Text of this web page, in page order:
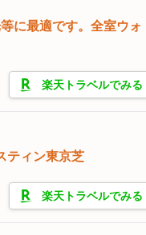
に最適です。全室ウォ
楽天トラベルでみる
ティン東京芝
楽天トラベルでみる